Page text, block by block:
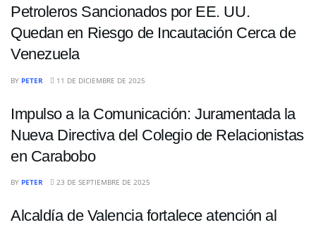
Petroleros Sancionados por EE. UU.
Quedan en Riesgo de Incautación Cerca de
Venezuela
BY PETER 11 DE DICIEMBRE DE 2025
Impulso a la Comunicación: Juramentada la
Nueva Directiva del Colegio de Relacionistas
en Carabobo
BY PETER 23 DE SEPTIEMBRE DE 2025
Alcaldía de Valencia fortalece atención al